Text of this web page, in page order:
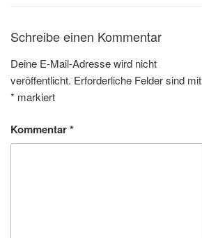
Schreibe einen Kommentar
Deine E-Mail-Adresse wird nicht
veröffentlicht. Erforderliche Felder sind mit
* markiert
Kommentar*